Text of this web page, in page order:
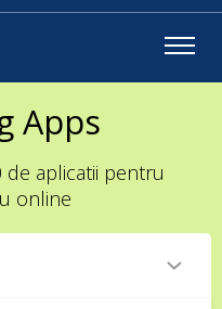
Apps
de aplicatii pentru
online